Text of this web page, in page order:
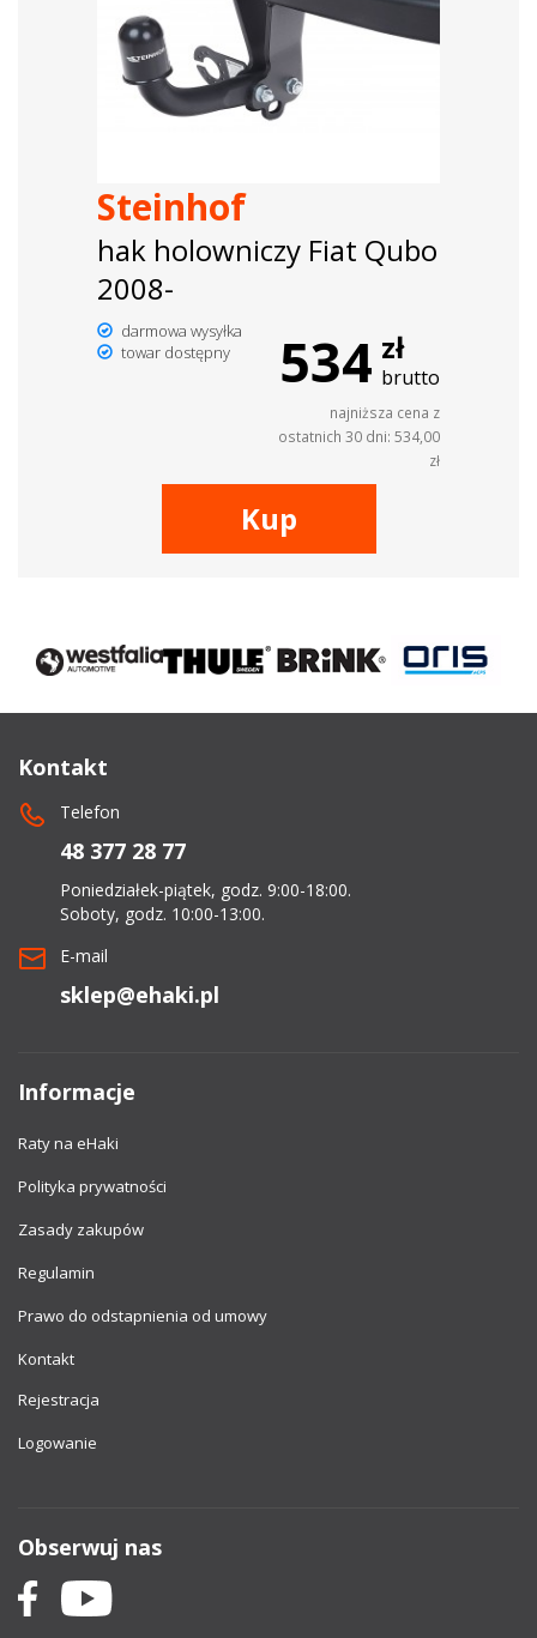
Steinhof
hak holowniczy Fiat Qubo
2008-
darmowa wysyłka
towar dostępny
534 zł
brutto
najniższa cena z
ostatnich 30 dni: 534,00
zł
Kup
Kontakt
Telefon
48 377 28 77
Poniedziałek-piątek, godz. 9:00-18:00.
Soboty, godz. 10:00-13:00.
E-mail
sklep@ehaki.pl
Informacje
Raty na eHaki
Polityka prywatności
Zasady zakupów
Regulamin
Prawo do odstapnienia od umowy
Kontakt
Rejestracja
Logowanie
Obserwuj nas